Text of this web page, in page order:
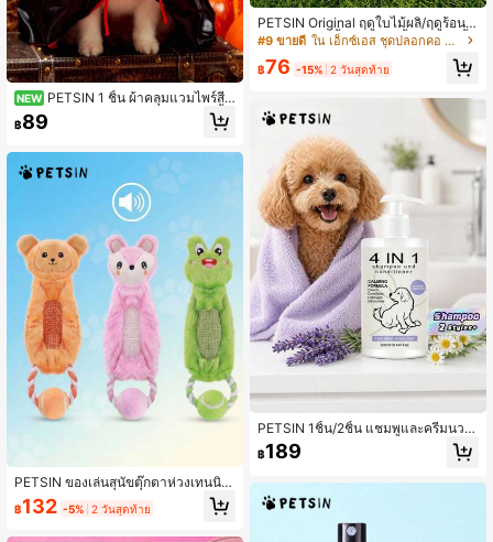
NEW PETSIN 1 ชิ้น ผ้าคลุมแวมไพร์สีแ
ดงและสีดำสำหรับฮาโลวีน, ชุดสัตว์เลี้ย
ง
฿89
PETSIN ของเล่นสุนัขตุ๊กตาห่วงเทนนิส
รูปสัตว์น่ารัก, มีเสียงเห่า BB, เล่นแบบโ
ต้ตอบสำหรับสุนัข
฿132 -5% 2 วันสุดท้าย
PETSIN Original ฤดูใบไม้ผลิ/ฤดูร้อน ที่
อุ้มแมว/สัตว์เลี้ยง/ลูกไม้, เสื้อผ้าสัตว์เลี้ย
งสุนัข/แมว, อุปกรณ์สำหรับสุนัข, ชุดสำ
หรับใส่กลางแจ้ง
#9 ขายดี ใน เอ็กซ์เอส ชุดปลอกคอ สายจูง และสายรัดสำหรับสัตว์
฿76 -15% 2 วันสุดท้าย
PETSIN 1ชิ้น/2ชิ้น แชมพูและครีมนวด
สุนัข 4-In-1 สูตรลาเวนเดอร์และคาโม
มายล์ที่ช่วยให้สงบ ทำความสะอาด ปรั
ทุกประเภทขน ฟองหนา แชมพูอาบน้ำสุ
นัขสำหรับขนที่นุ่มและเงางาม
฿189